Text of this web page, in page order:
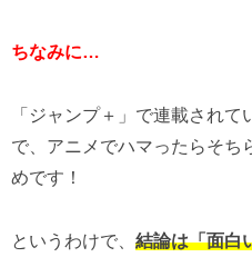
ちなみに…
「ジャンプ＋」で連載され
で、アニメでハマったらそち
めです！
というわけで、 結論は「面白